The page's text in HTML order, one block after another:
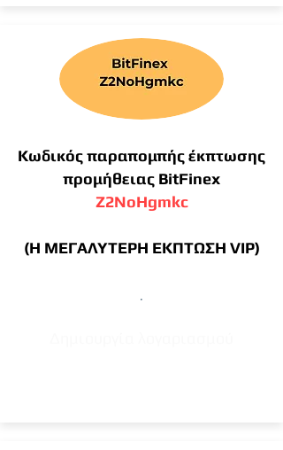
Κωδικός παραπομπής έκπτωσης
προμήθειας BitFinex
Z2NoHgmkc
(Η ΜΕΓΑΛΥΤΕΡΗ ΕΚΠΤΩΣΗ VIP)
.